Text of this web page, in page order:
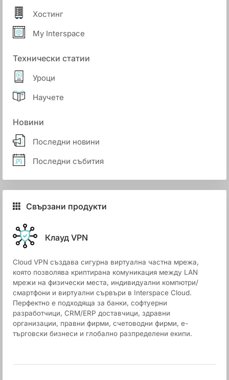
Хостинг
My Interspace
Технически статии
Уроци
Научете
Новини
Последни новини
Последни събития
Свързани продукти
Клауд VPN
Cloud VPN създава сигурна виртуална частна мрежа,
която позволява криптирана комуникация между LAN
мрежи на физически места, индивидуални компютри/
смартфони и виртуални сървъри в Interspace Cloud.
Перфектно е подходяща за банки, софтуерни
разработчици, CRM/ERP доставчици, здравни
организации, правни фирми, счетоводни фирми, е-
търговски бизнеси и глобално разпределени екипи.